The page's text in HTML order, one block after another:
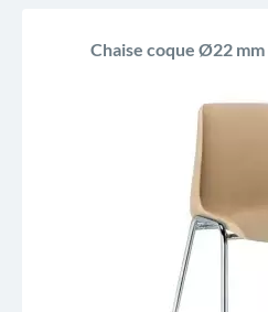
Chaise coque Ø22